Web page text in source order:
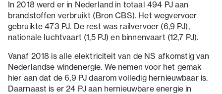
In 2018 werd er in Nederland in totaal 494 PJ aan
brandstoffen verbruikt (Bron CBS). Het wegvervoer
gebruikte 473 PJ. De rest was railvervoer (6,9 PJ),
nationale luchtvaart (1,5 PJ) en binnenvaart (12,7 PJ).
Vanaf 2018 is alle elektriciteit van de NS afkomstig van
Nederlandse windenergie. We nemen voor het gemak
hier aan dat de 6,9 PJ daarom volledig hernieuwbaar is.
Daarnaast is er 24 PJ aan hernieuwbare energie in